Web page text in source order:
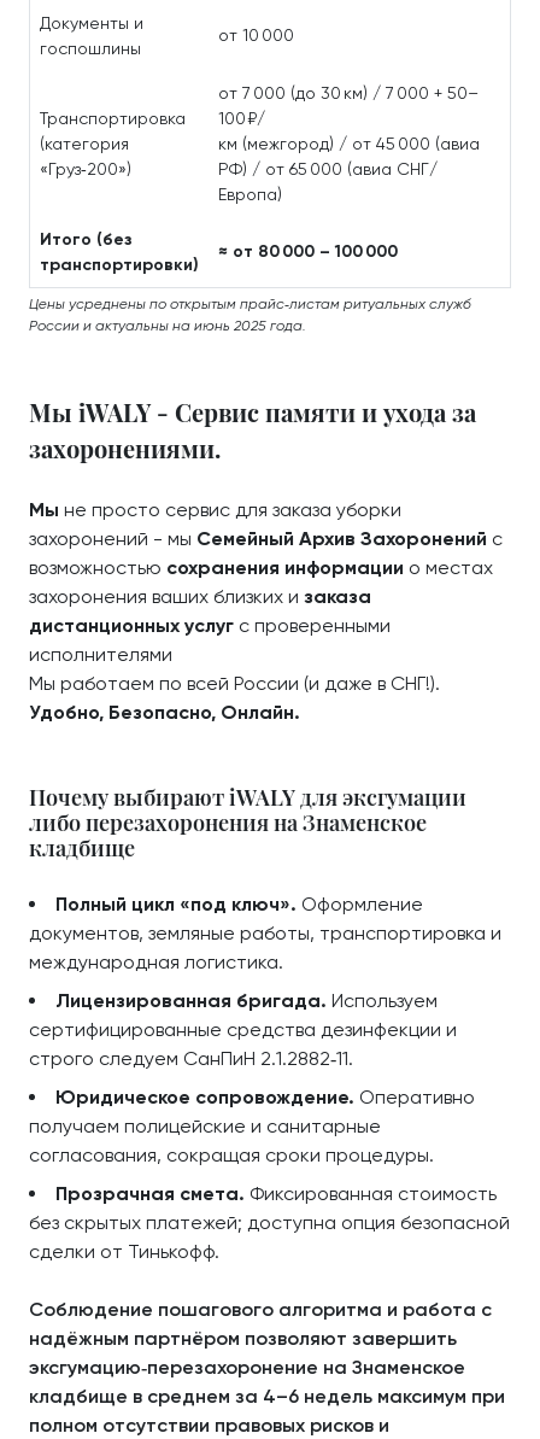
Документы и
госпошлины
от 10 000
Транспортировка
(категория
«Груз‑200»)
от 7 000 (до 30 км) / 7 000 + 50–
100 ₽/
км (межгород) / от 45 000 (авиа
РФ) / от 65 000 (авиа СНГ/
Европа)
Итого (без
транспортировки)
≈ от 80 000 – 100 000
Цены усреднены по открытым прайс‑листам ритуальных служб
России и актуальны на июнь 2025 года.
Мы iWALY - Сервис памяти и ухода за
захоронениями.
Мы не просто сервис для заказа уборки
захоронений - мы Семейный Архив Захоронений с
возможностью сохранения информации о местах
захоронения ваших близких и заказа
дистанционных услуг с проверенными
исполнителями
Мы работаем по всей России (и даже в СНГ!).
Удобно, Безопасно, Онлайн.
Почему выбирают iWALY для эксгумации
либо перезахоронения на Знаменское
кладбище
Полный цикл «под ключ». Оформление
документов, земляные работы, транспортировка и
международная логистика.
Лицензированная бригада. Используем
сертифицированные средства дезинфекции и
строго следуем СанПиН 2.1.2882‑11.
Юридическое сопровождение. Оперативно
получаем полицейские и санитарные
согласования, сокращая сроки процедуры.
Прозрачная смета. Фиксированная стоимость
без скрытых платежей; доступна опция безопасной
сделки от Тинькофф.
Соблюдение пошагового алгоритма и работа с
надёжным партнёром позволяют завершить
эксгумацию‑перезахоронение на Знаменское
кладбище в среднем за 4–6 недель максимум при
полном отсутствии правовых рисков и